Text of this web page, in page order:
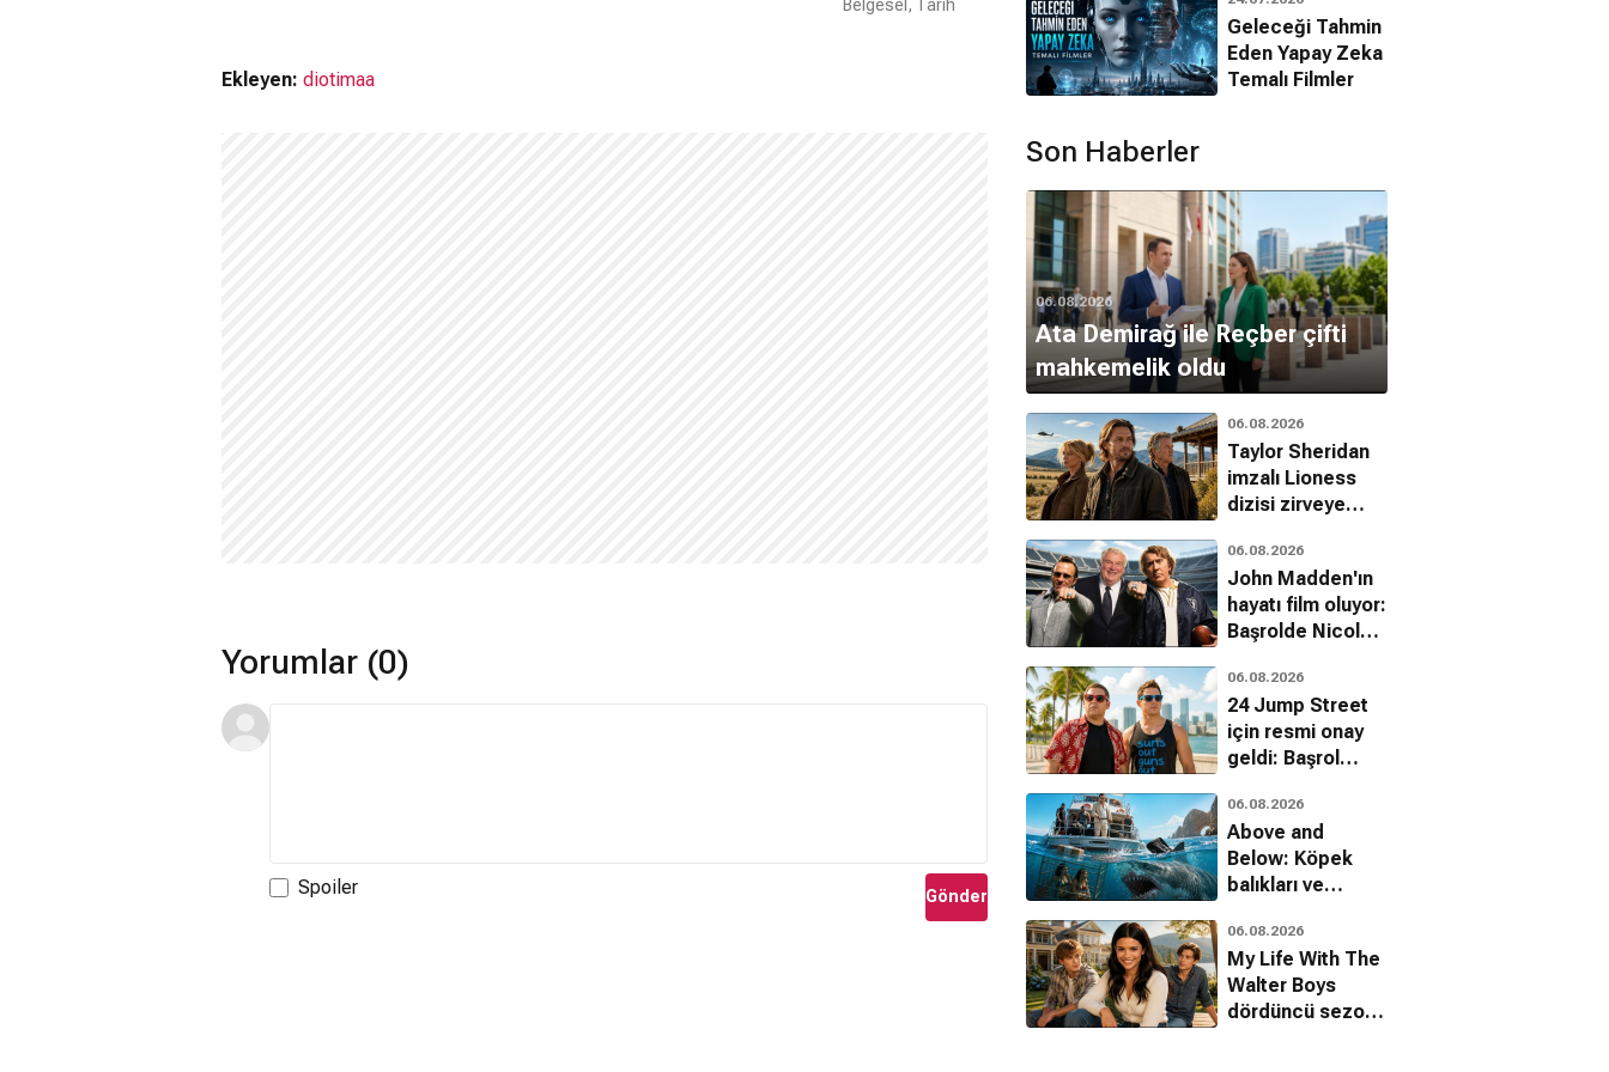
Belgesel, Tarih
Ekleyen: diotimaa
Yorumlar (0)
Spoiler Gönder
Filmleri
Geleceği Tahmin
Eden Yapay Zeka
Temalı Filmler
Son Haberler
06.08.2026
Ata Demirağ ile Reçber çifti
mahkemelik oldu
06.08.2026
Taylor Sheridan
imzalı Lioness
dizisi zirveye
06.08.2026
John Madden'ın
hayatı film oluyor:
Başrolde Nicolas
06.08.2026
24 Jump Street
için resmi onay
geldi: Başrol
06.08.2026
Above and
Below: Köpek
balıkları ve
kartelleri karşı
karşıya
06.08.2026
My Life With The
Walter Boys
dördüncü sezon